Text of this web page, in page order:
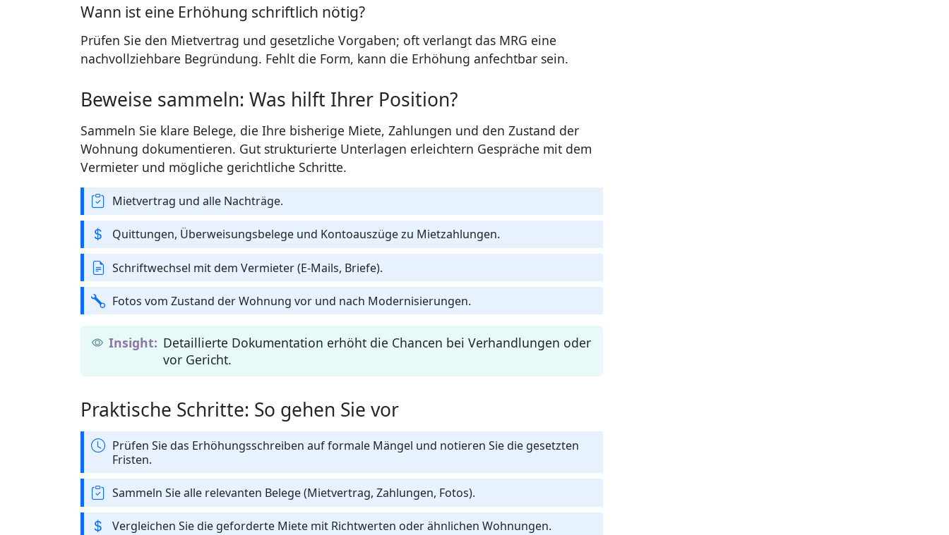
Wann ist eine Erhöhung schriftlich nötig?
Prüfen Sie den Mietvertrag und gesetzliche Vorgaben; oft verlangt das MRG eine
nachvollziehbare Begründung. Fehlt die Form, kann die Erhöhung anfechtbar sein.
Beweise sammeln: Was hilft Ihrer Position?
Sammeln Sie klare Belege, die Ihre bisherige Miete, Zahlungen und den Zustand der
Wohnung dokumentieren. Gut strukturierte Unterlagen erleichtern Gespräche mit dem
Vermieter und mögliche gerichtliche Schritte.
Mietvertrag und alle Nachträge.
Quittungen, Überweisungsbelege und Kontoauszüge zu Mietzahlungen.
Schriftwechsel mit dem Vermieter (E‑Mails, Briefe).
Fotos vom Zustand der Wohnung vor und nach Modernisierungen.
Detaillierte Dokumentation erhöht die Chancen bei Verhandlungen oder
vor Gericht.
Praktische Schritte: So gehen Sie vor
Prüfen Sie das Erhöhungsschreiben auf formale Mängel und notieren Sie die gesetzten
Fristen.
Sammeln Sie alle relevanten Belege (Mietvertrag, Zahlungen, Fotos).
Vergleichen Sie die geforderte Miete mit Richtwerten oder ähnlichen Wohnungen.